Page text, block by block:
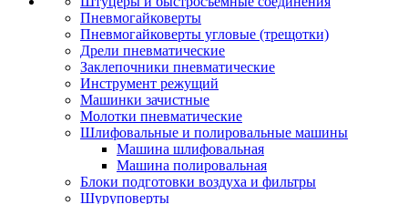
Пневмогайковерты
Пневмогайковерты угловые (трещотки)
Дрели пневматические
Заклепочники пневматические
Инструмент режущий
Машинки зачистные
Молотки пневматические
Шлифовальные и полировальные машины
Машина шлифовальная
Машина полировальная
Блоки подготовки воздуха и фильтры
Шуруповерты